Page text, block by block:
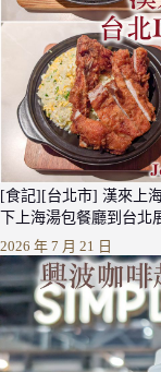
[食記][台北市] 漢來上
下上海湯包餐廳到台北
2026 年 7 月 21 日